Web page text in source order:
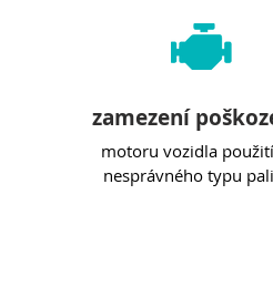
zamezení
motoru vozidla
nesprávného typu